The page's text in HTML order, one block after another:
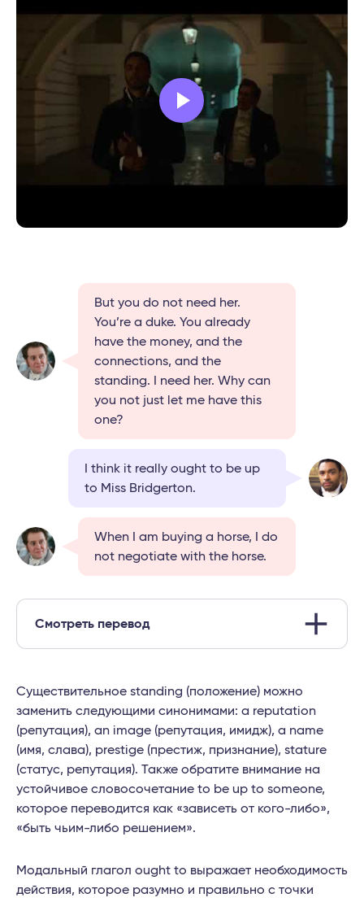
But you do not need her.
You’re a duke. You already
have the money, and the
connections, and the
standing. I need her. Why can
you not just let me have this
one?
I think it really ought to be up
to Miss Bridgerton.
When I am buying a horse, I do
not negotiate with the horse.
Смотреть перевод
Существительное standing (положение) можно
заменить следующими синонимами: a reputation
(репутация), an image (репутация, имидж), a name
(имя, слава), prestige (престиж, признание), stature
(статус, репутация). Также обратите внимание на
устойчивое словосочетание to be up to someone,
которое переводится как «зависеть от кого-либо»,
«быть чьим-либо решением».
Модальный глагол ought to выражает необходимость
действия, которое разумно и правильно с точки